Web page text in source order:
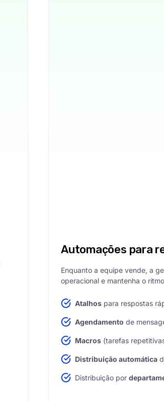
Automações para
Enquanto a equipe vende, a
operacional e mantenha o
Atalhos para respostas
Agendamento de
Macros (tarefas
Distribuição automática
Distribuição por